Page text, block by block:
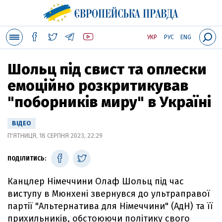
УКР РУС ENG
Шольц під свист та оплески
емоційно розкритикував
"поборників миру" в Україні
ВІДЕО
П'ЯТНИЦЯ, 18 СЕРПНЯ 2023, 22:29
ПОДІЛИТИСЬ:
Канцлер Німеччини Олаф Шольц під час
виступу в Мюнхені звернувся до ультраправої
партії "Альтернатива для Німеччини" (АдН) та її
прихильників, обстоюючи політику свого